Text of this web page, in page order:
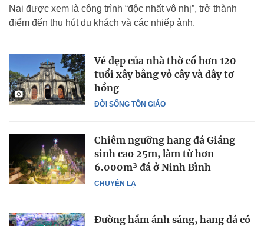
Nai được xem là công trình “độc nhất vô nhị”, trở thành
điểm đến thu hút du khách và các nhiếp ảnh.
ĐỜI SỐNG TÔN GIÁO
Vẻ đẹp của nhà thờ cổ hơn 120
tuổi xây bằng vỏ cây và dây tơ
hồng
CHUYỆN LẠ
Chiêm ngưỡng hang đá Giáng
sinh cao 25m, làm từ hơn
6.000m³ đá ở Ninh Bình
Đường hầm ánh sáng, hang đá có